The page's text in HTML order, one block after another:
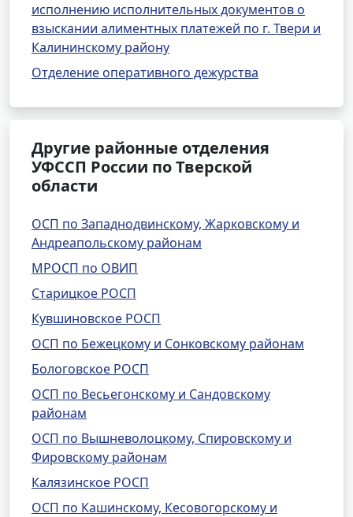
исполнению исполнительных документов о
взыскании алиментных платежей по г. Твери и
Калининскому району
Отделение оперативного дежурства
Другие районные отделения
УФССП России по Тверской
области
ОСП по Западнодвинскому, Жарковскому и
Андреапольскому районам
МРОСП по ОВИП
Старицкое РОСП
Кувшиновское РОСП
ОСП по Бежецкому и Сонковскому районам
Бологовское РОСП
ОСП по Весьегонскому и Сандовскому
районам
ОСП по Вышневолоцкому, Спировскому и
Фировскому районам
Калязинское РОСП
ОСП по Кашинскому, Кесовогорскому и